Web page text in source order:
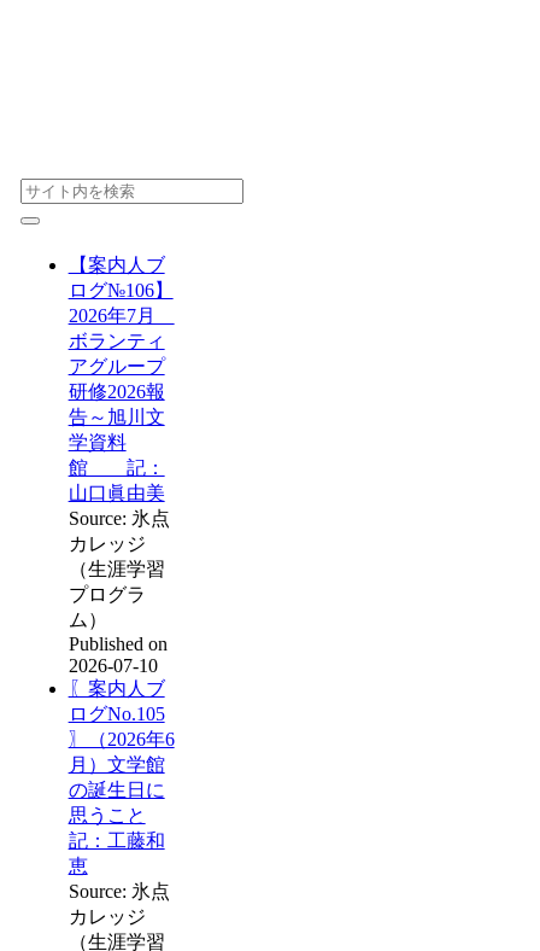
【案内人ブ
ログ№106】
2026年7月
ボランティ
アグループ
研修2026報
告～旭川文
学資料
館 記：
山口眞由美
Source: 氷点
カレッジ
（生涯学習
プログラ
ム）
Published on
2026-07-10
〖案内人ブ
ログNo.105
〗（2026年6
月）文学館
の誕生日に
思うこと
記：工藤和
恵
Source: 氷点
カレッジ
（生涯学習